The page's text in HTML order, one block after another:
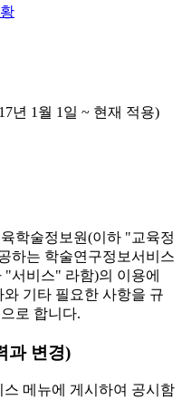
년 1월 1일 ~ 현재 적용)
학술정보원(이하 "교육정
하는 학술연구정보서비스
"서비스" 라함)의 이용에
기타 필요한 사항을 규
로 합니다.
과 변경)
메뉴에 게시하여 공시함